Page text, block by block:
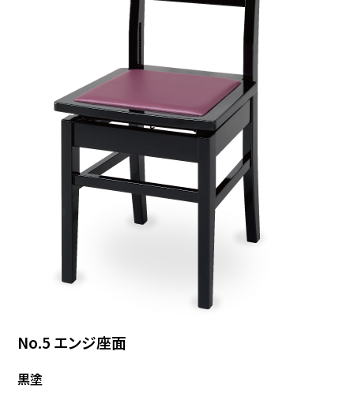
No.5 エンジ座面
黒塗